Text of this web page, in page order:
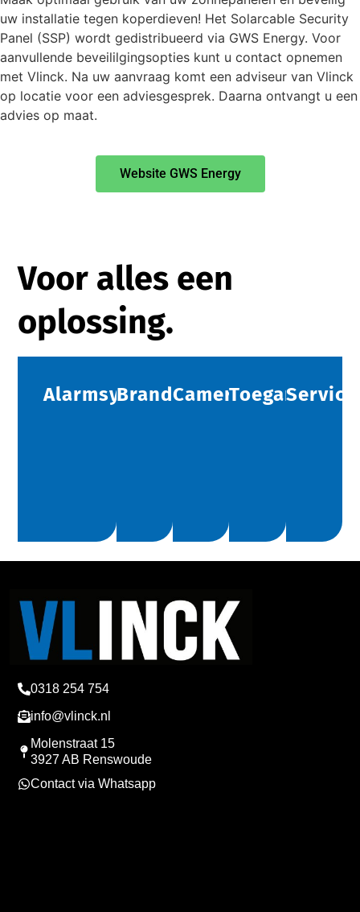
uw installatie tegen koperdieven! Het Solarcable Security
Panel (SSP) wordt gedistribueerd via GWS Energy. Voor
aanvullende beveililgingsopties kunt u contact opnemen
met Vlinck. Na uw aanvraag komt een adviseur van Vlinck
op locatie voor een adviesgesprek. Daarna ontvangt u een
advies op maat.
Website GWS Energy
Voor alles een
oplossing.
AlarmsystemenBrandbeveiliging
Camerabeveiliging
Service
0318 254 754
info@vlinck.nl
Molenstraat 15
3927 AB Renswoude
Contact via Whatsapp